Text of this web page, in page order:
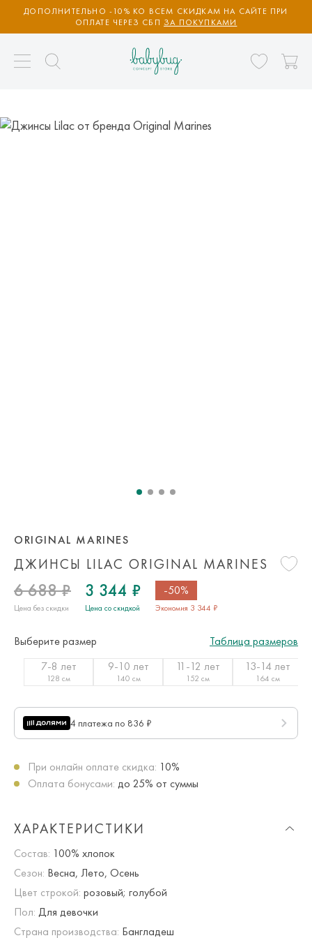
ДОПОЛНИТЕЛЬНО -10% КО ВСЕМ СКИДКАМ НА САЙТЕ ПРИ
ОПЛАТЕ ЧЕРЕЗ СБП ЗА ПОКУПКАМИ
ДЖИНСЫ LILAC ORIGINAL MARINES
ORIGINAL MARINES
6 688 ₽
Цена без скидки
3 344 ₽
Цена со скидкой
-50%
Экономия 3 344 ₽
Выберите размер
Таблица размеров
7-8 лет
128 см
9-10 лет
140 см
11-12 лет
152 см
13-14 лет
164 см
4 платежа по 836 ₽
При онлайн оплате скидка: 10%
Оплата бонусами: до 25% от суммы
ХАРАКТЕРИСТИКИ
Состав: 100% хлопок
Сезон: Весна, Лето, Осень
Цвет строкой: розовый; голубой
Пол: Для девочки
Страна производства: Бангладеш